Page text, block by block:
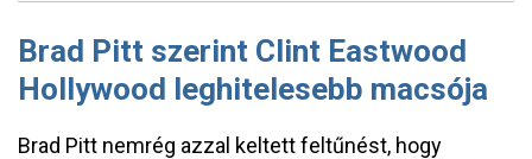
Brad Pitt szerint Clint Eastwood
Hollywood leghitelesebb macsója
Brad Pitt nemrég azzal keltett feltűnést, hogy